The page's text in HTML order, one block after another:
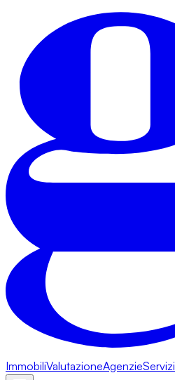
ImmobiliValutazioneAgenzieServizi